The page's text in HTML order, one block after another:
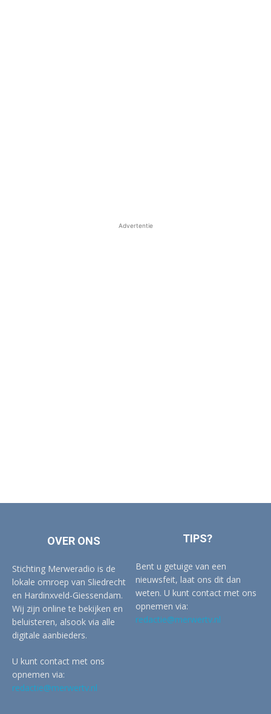
Advertentie
OVER ONS
Stichting Merweradio is de
lokale omroep van Sliedrecht
en Hardinxveld-Giessendam.
Wij zijn online te bekijken en
beluisteren, alsook via alle
digitale aanbieders.
U kunt contact met ons
opnemen via:
redactie@merwertv.nl
TIPS?
Bent u getuige van een
nieuwsfeit, laat ons dit dan
weten. U kunt contact met ons
opnemen via:
redactie@merwertv.nl